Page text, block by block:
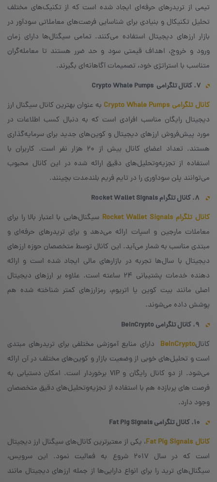
تیمی از تریدرهای حرفه‌ای ایجاد شده است که از تکنیک‌های مختلف
تحلیل تکنیکال و بنیادی برای شناسایی فرصت‌های معاملاتی سودآور در
بازار ارزهای دیجیتال استفاده می‌کنند. تمامی سیگنال‌ها دارای زمان
ورود و خروج، اهداف قیمتی سود و حد ضرر هستند تا معامله‌گران
متناسب با استراتژی خود، تصمیمات آگاهانه‌ای بگیرند.
۷. کانال تلگرامی
کانال تلگرامی Crypto Whale Pumps
به عنوان بهترین کانال سیگنال ارز
دیجیتال رایگان مناسب افرادی است که به دنبال کسب اطلاعات در
مورد پیش‌فروش ارزهای دیجیتال و کوین‌های جدید برای سرمایه‌گذاری
هستند. تعداد اعضای کانال بیش از ۲۰ هزار نفر است. کاربران با
استفاده از تجزیه‌و‌تحلیل‌های دقیق ارائه شده در این کانال محبوب
می‌توانند پلن سودآوری را در تایم فریم بلندمدت بچینند.
۸. کانال تلگرام
کانال تلگرام Rocket Wallet Signals
سیگنال‌هایی با اعتبار بالا را برای
معاملات مارجین و اسپات ارائه می‌دهد و برای تریدرهای حرفه‌ای و
مبتدی مناسب به شمار می‌آید. این کانال توسط متخصصان حوزه ارزهای
دیجیتال با سال‌ها تجربه در بازارهای مالی ایجاد شده است و ارائه
دهنده خدمات پشتیبانی ۲۴ ساعته است. علاوه بر ارزهای دیجیتال
اصلی مانند بیت کوین یا اتریوم، رمزارزهای کمتر شناخته شده هم
پوشش داده می‌شوند.
۹. کانال تلگرامی
کانال‌BeInCrypto دارای منابع آموزشی مختلفی برای تریدرهای مبتدی
است و تحلیل‌های خوبی از وضعیت بازار و کوین‌های مختلف در آن ارائه
می‌شود. از دو کانال رایگان و VIP برخوردار است. امکان دستیابی به
فرصت های پربازده هم با استفاده از تجزیه‌و‌تحلیل‌های دقیق متخصصان
وجود دارد.
۱۰. کانال تلگرامی
کانال Fat Pig Signals
، یکی از معتبرترین کانال‌های سیگنال ارز دیجیتال
است که در سال ۲۰۱۷ شروع به فعالیت نمود. این سرویس،
سیگنال‌های ترید را برای انواع دارایی‌ها از جمله ارزهای دیجیتال مانند